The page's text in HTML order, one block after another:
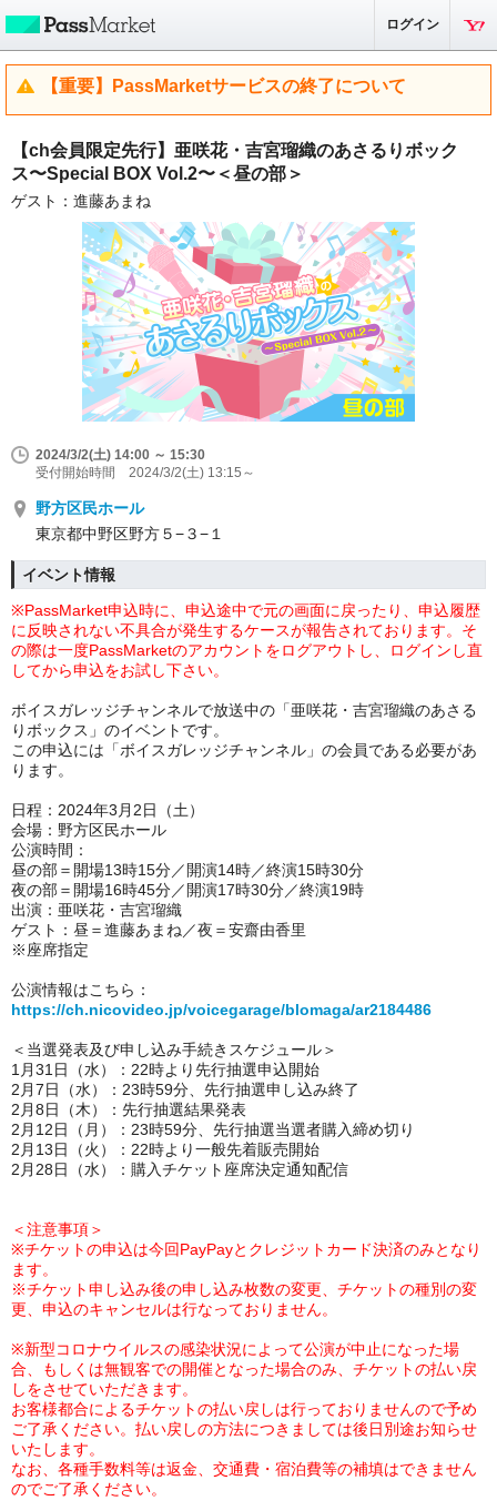
ログイン
【重要】PassMarketサービスの終了について
【ch会員限定先行】亜咲花・吉宮瑠織のあさるりボック
ス〜Special BOX Vol.2〜＜昼の部＞
ゲスト：進藤あまね
2024/3/2(土) 14:00 ～ 15:30
受付開始時間 2024/3/2(土) 13:15～
野方区民ホール
東京都中野区野方５−３−１
イベント情報
※PassMarket申込時に、申込途中で元の画面に戻ったり、申込履歴
に反映されない不具合が発生するケースが報告されております。そ
の際は一度PassMarketのアカウントをログアウトし、ログインし直
してから申込をお試し下さい。
ボイスガレッジチャンネルで放送中の「亜咲花・吉宮瑠織のあさる
りボックス」のイベントです。
この申込には「ボイスガレッジチャンネル」の会員である必要があ
ります。
日程：2024年3月2日（土）
会場：野方区民ホール
公演時間：
昼の部＝開場13時15分／開演14時／終演15時30分
夜の部＝開場16時45分／開演17時30分／終演19時
出演：亜咲花・吉宮瑠織
ゲスト：昼＝進藤あまね／夜＝安齋由香里
※座席指定
公演情報はこちら：
https://ch.nicovideo.jp/voicegarage/blomaga/ar2184486
＜当選発表及び申し込み手続きスケジュール＞
1月31日（水）：22時より先行抽選申込開始
2月7日（水）：23時59分、先行抽選申し込み終了
2月8日（木）：先行抽選結果発表
2月12日（月）：23時59分、先行抽選当選者購入締め切り
2月13日（火）：22時より一般先着販売開始
2月28日（水）：購入チケット座席決定通知配信
＜注意事項＞
※チケットの申込は今回PayPayとクレジットカード決済のみとなり
ます。
※チケット申し込み後の申し込み枚数の変更、チケットの種別の変
更、申込のキャンセルは行なっておりません。
※新型コロナウイルスの感染状況によって公演が中止になった場
合、もしくは無観客での開催となった場合のみ、チケットの払い戻
しをさせていただきます。
お客様都合によるチケットの払い戻しは行っておりませんので予め
ご了承ください。払い戻しの方法につきましては後日別途お知らせ
いたします。
なお、各種手数料等は返金、交通費・宿泊費等の補填はできません
のでご了承ください。